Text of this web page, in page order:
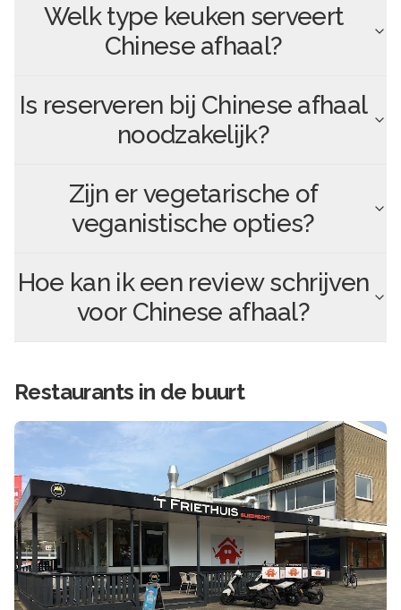
Welk type keuken serveert
Chinese afhaal?
Is reserveren bij Chinese afhaal
noodzakelijk?
Zijn er vegetarische of
veganistische opties?
Hoe kan ik een review schrijven
voor Chinese afhaal?
Restaurants in de buurt